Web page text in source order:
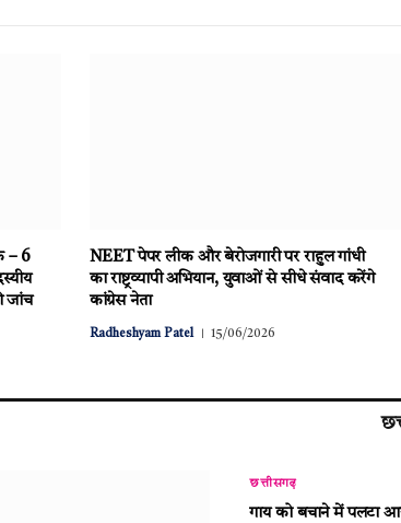
– 6
जांच
NEET पेपर लीक और बेरोजगारी पर राहुल गांधी
का राष्ट्रव्यापी अभियान, युवाओं से सीधे संवाद करेंगे
कांग्रेस नेता
Radheshyam Patel 15/06/2026
छत्तीसगढ़
गाय को बचाने में पलटा